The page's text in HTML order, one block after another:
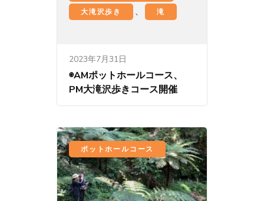
大滝沢歩き 、 滝
2023年7月31日
◉AMポットホールコース、
PM大滝沢歩きコース開催
ポットホールコース